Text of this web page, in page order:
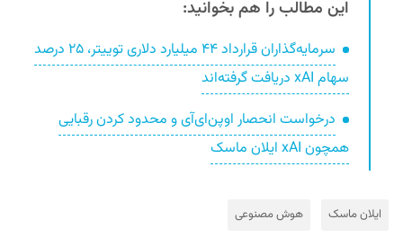
این مطالب را هم بخوانید:
سرمایه‌گذاران قرارداد ۴۴ میلیارد دلاری توییتر، ۲۵ درصد
سهام xAI دریافت گرفته‌اند
درخواست انحصار اوپن‌ای‌آی و محدود کردن رقبایی
همچون xAI ایلان ماسک
ایلان ماسک هوش مصنوعی